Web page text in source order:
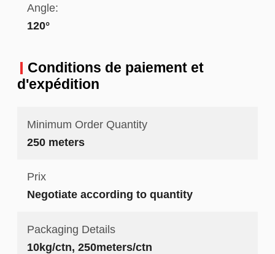
Angle:
120°
Conditions de paiement et
d'expédition
Minimum Order Quantity
250 meters
Prix
Negotiate according to quantity
Packaging Details
10kg/ctn, 250meters/ctn